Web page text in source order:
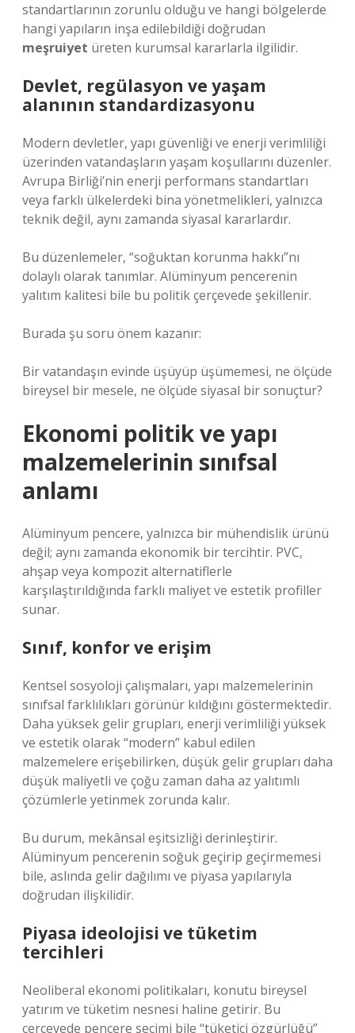
standartlarının zorunlu olduğu ve hangi bölgelerde
hangi yapıların inşa edilebildiği doğrudan
meşruiyet üreten kurumsal kararlarla ilgilidir.
Devlet, regülasyon ve yaşam
alanının standardizasyonu
Modern devletler, yapı güvenliği ve enerji verimliliği
üzerinden vatandaşların yaşam koşullarını düzenler.
Avrupa Birliği’nin enerji performans standartları
veya farklı ülkelerdeki bina yönetmelikleri, yalnızca
teknik değil, aynı zamanda siyasal kararlardır.
Bu düzenlemeler, “soğuktan korunma hakkı”nı
dolaylı olarak tanımlar. Alüminyum pencerenin
yalıtım kalitesi bile bu politik çerçevede şekillenir.
Burada şu soru önem kazanır:
Bir vatandaşın evinde üşüyüp üşümemesi, ne ölçüde
bireysel bir mesele, ne ölçüde siyasal bir sonuçtur?
Ekonomi politik ve yapı
malzemelerinin sınıfsal
anlamı
Alüminyum pencere, yalnızca bir mühendislik ürünü
değil; aynı zamanda ekonomik bir tercihtir. PVC,
ahşap veya kompozit alternatiflerle
karşılaştırıldığında farklı maliyet ve estetik profiller
sunar.
Sınıf, konfor ve erişim
Kentsel sosyoloji çalışmaları, yapı malzemelerinin
sınıfsal farklılıkları görünür kıldığını göstermektedir.
Daha yüksek gelir grupları, enerji verimliliği yüksek
ve estetik olarak “modern” kabul edilen
malzemelere erişebilirken, düşük gelir grupları daha
düşük maliyetli ve çoğu zaman daha az yalıtımlı
çözümlerle yetinmek zorunda kalır.
Bu durum, mekânsal eşitsizliği derinleştirir.
Alüminyum pencerenin soğuk geçirip geçirmemesi
bile, aslında gelir dağılımı ve piyasa yapılarıyla
doğrudan ilişkilidir.
Piyasa ideolojisi ve tüketim
tercihleri
Neoliberal ekonomi politikaları, konutu bireysel
yatırım ve tüketim nesnesi haline getirir. Bu
çerçevede pencere seçimi bile “tüketici özgürlüğü”